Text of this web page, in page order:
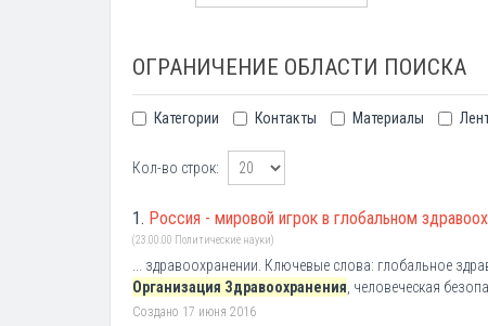
ОГРАНИЧЕНИЕ ОБЛАСТИ ПОИСКА
Категории Контакты Материалы
Кол-во строк:
1. Россия - мировой игрок в глобальном
(23.00.00 Политические науки)
... здравоохранении. Ключевые слова: глобальное
Организация Здравоохранения, человеческая
Создано 17 июня 2016